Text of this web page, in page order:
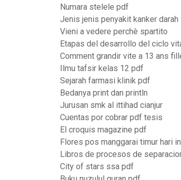
Numara stelele pdf
Jenis jenis penyakit kanker darah
Vieni a vedere perchè spartito
Etapas del desarrollo del ciclo
Comment grandir vite a 13 ans
Ilmu tafsir kelas 12 pdf
Sejarah farmasi klinik pdf
Bedanya print dan println
Jurusan smk al ittihad cianjur
Cuentas por cobrar pdf tesis
El croquis magazine pdf
Flores pos manggarai timur hari
Libros de procesos de
City of stars ssa pdf